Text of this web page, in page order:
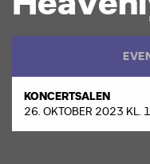
KONCERTSALEN
26. OKTOBER 2023 KL.